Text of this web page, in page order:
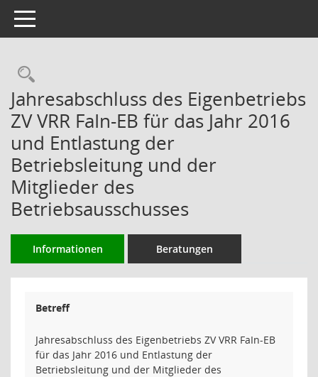
Toggle navigation
Rechercheauswahl
Jahresabschluss des Eigenbetriebs
ZV VRR FaIn-EB für das Jahr 2016
und Entlastung der
Betriebsleitung und der
Mitglieder des
Betriebsausschusses
Informationen Beratungen
Betreff
Jahresabschluss des Eigenbetriebs ZV VRR FaIn-EB
für das Jahr 2016 und Entlastung der
Betriebsleitung und der Mitglieder des